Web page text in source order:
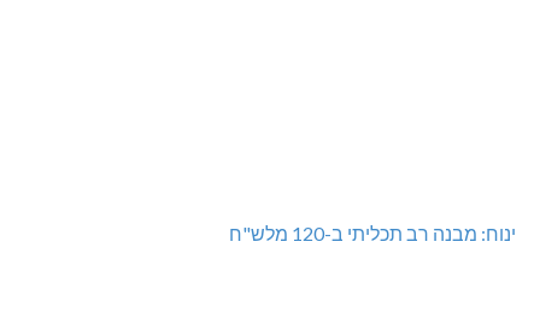
ינוח: מבנה רב תכליתי ב-120 מלש"ח